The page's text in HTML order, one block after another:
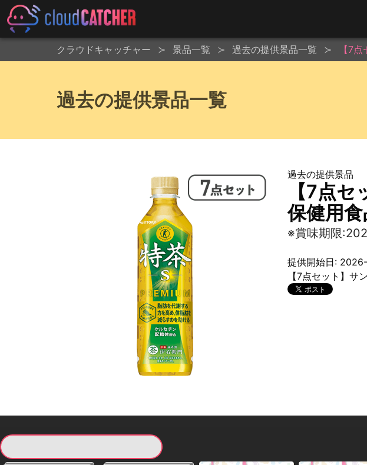
クラウドキャッチャー 景品一覧 過去の提供景品一覧 【7
過去の提供景品一覧
過去の提供景品
【7点
保健用
※賞味期限
提供開始日:
【7点セット】サ